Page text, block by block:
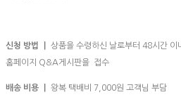
신청 방법 ㅣ 상품을 수령하신 날로부터 48시간
홈페이지 Q&A게시판을 접수
배송 비용 ㅣ 왕복 택배비 7,000원 고객님 부담